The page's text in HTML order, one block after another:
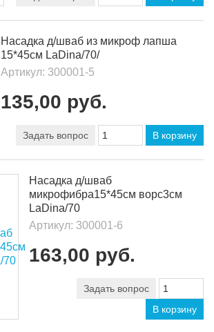
Насадка д/шваб из микроф лапша
15*45см LaDina/70/
Артикул: 300001-5
135,00 руб.
Задать вопрос В корзину
Насадка д/шваб
микрофибра15*45см ворс3см
LaDina/70
Артикул: 300001-6
163,00 руб.
Задать вопрос
В корзину